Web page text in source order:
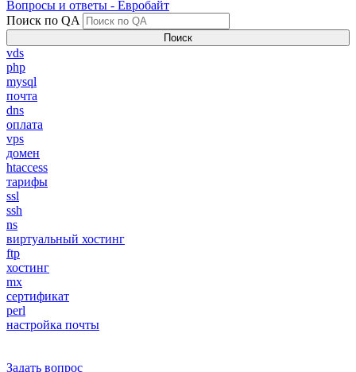
Вопросы и ответы - Евробайт
Поиск по QA
Поиск
vds
php
mysql
почта
dns
оплата
vps
домен
htaccess
тарифы
ssl
ssh
ns
виртуальный хостинг
ftp
хостинг
mx
сертификат
perl
настройка почты
Задать вопрос